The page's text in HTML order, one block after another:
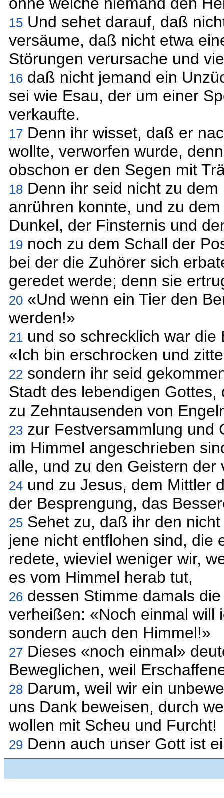
15 Und sehet darauf, daß
versäume, daß nicht etwa
Störungen verursache und
16 daß nicht jemand ein
sei wie Esau, der um einer
verkaufte.
17 Denn ihr wisset, daß er
wollte, verworfen wurde,
obschon er den Segen mit
18 Denn ihr seid nicht zu
anrühren konnte, und zu
Dunkel, der Finsternis und
19 noch zu dem Schall der
bei der die Zuhörer sich
geredet werde; denn sie
20 «Und wenn ein Tier den
werden!»
21 und so schrecklich war
«Ich bin erschrocken und
22 sondern ihr seid
Stadt des lebendigen
zu Zehntausenden von
23 zur Festversammlung und
im Himmel angeschrieben
alle, und zu den Geistern der
24 und zu Jesus, dem Mittler
der Besprengung, das
25 Sehet zu, daß ihr den
jene nicht entflohen sind, die
redete, wieviel weniger wir,
es vom Himmel herab tut,
26 dessen Stimme damals
verheißen: «Noch einmal will
sondern auch den Himmel!»
27 Dieses «noch einmal»
Beweglichen, weil
28 Darum, weil wir ein
uns Dank beweisen, durch
wollen mit Scheu und Furcht!
29 Denn auch unser Gott ist